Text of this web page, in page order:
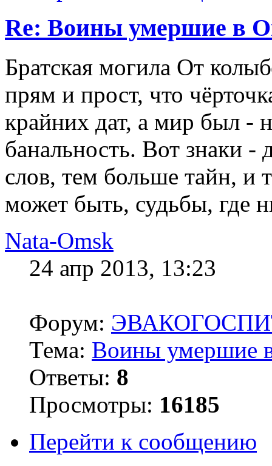
Re: Воины умершие в
Братская могила От
прям и прост, что
крайних дат, а мир был -
банальность. Вот знаки
слов, тем больше тайн, и
может быть, судьбы, где
Nata-Omsk
24 апр 2013, 13:23
Форум:
Тема: Воины умершие
Ответы: 8
Просмотры: 16185
Перейти к сообщению